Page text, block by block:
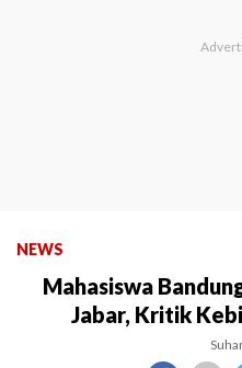
NEWS
Mahasiswa
Jabar, Kritik